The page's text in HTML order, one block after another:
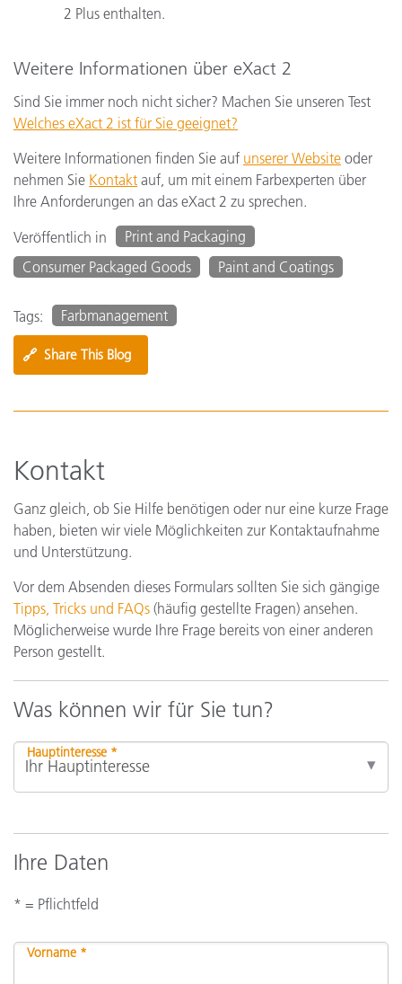
2 Plus enthalten.
Weitere Informationen über eXact 2
Sind Sie immer noch nicht sicher? Machen Sie unseren Test
Welches eXact 2 ist für Sie geeignet?
Weitere Informationen finden Sie auf unserer Website oder
nehmen Sie Kontakt auf, um mit einem Farbexperten über
Ihre Anforderungen an das eXact 2 zu sprechen.
Veröffentlich in
Print and Packaging
Consumer Packaged Goods
Paint and Coatings
Tags: Farbmanagement
🔗 Share This Blog
Kontakt
Ganz gleich, ob Sie Hilfe benötigen oder nur eine kurze Frage
haben, bieten wir viele Möglichkeiten zur Kontaktaufnahme
und Unterstützung.
Vor dem Absenden dieses Formulars sollten Sie sich gängige
Tipps, Tricks und FAQs (häufig gestellte Fragen) ansehen.
Möglicherweise wurde Ihre Frage bereits von einer anderen
Person gestellt.
Was können wir für Sie tun?
Hauptinteresse *
Ihre Daten
* = Pflichtfeld
Vorname *